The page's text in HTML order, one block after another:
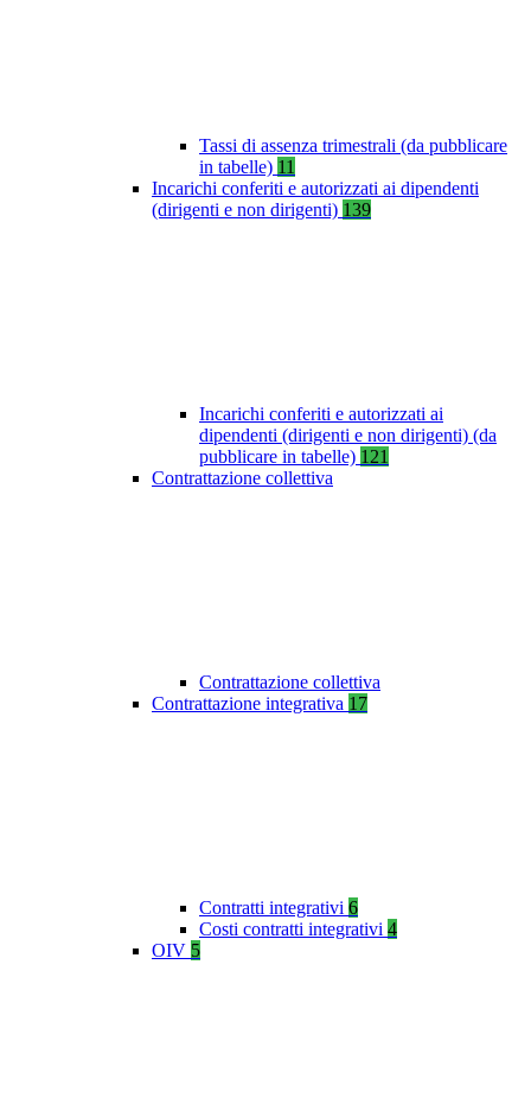
Tassi di assenza trimestrali (da pubblicare
in tabelle) 11
Incarichi conferiti e autorizzati ai dipendenti
(dirigenti e non dirigenti) 139
Incarichi conferiti e autorizzati ai
dipendenti (dirigenti e non dirigenti) (da
pubblicare in tabelle) 121
Contrattazione collettiva
Contrattazione collettiva
Contrattazione integrativa 17
Contratti integrativi 6
Costi contratti integrativi 4
OIV 5